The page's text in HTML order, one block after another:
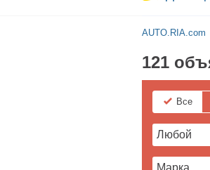
AUTO.RIA.com
121
Все